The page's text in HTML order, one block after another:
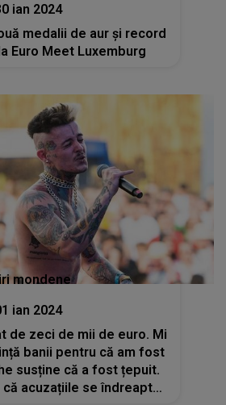
ian 2024
medalii de aur şi record
Euro Meet Luxemburg
mondene
ian 2024
de zeci de mii de euro. Mi
banii pentru că am fost
susține că a fost țepuit.
că acuzațiile se îndreaptă